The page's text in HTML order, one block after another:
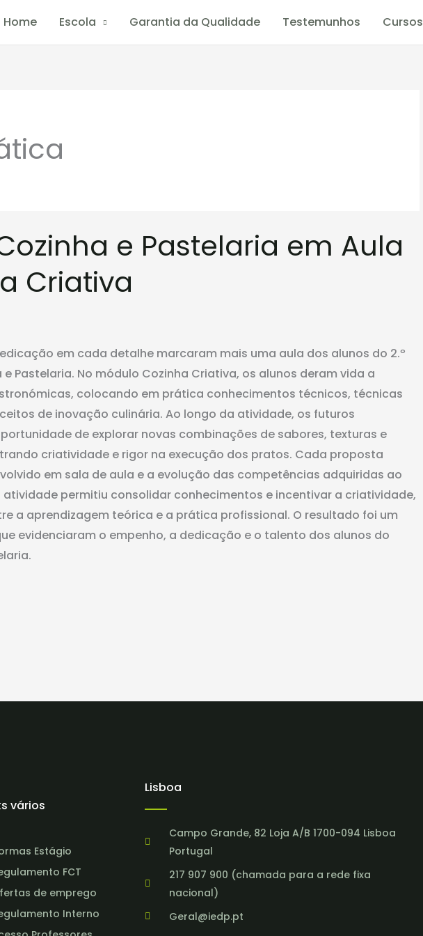
Home Escola Garantia da Qualidade Testemunhos Cursos
e Pastelaria em Aula
Criativa
em cada detalhe marcaram mais uma aula dos alunos do 2.º
Pastelaria. No módulo Cozinha Criativa, os alunos deram vida a
colocando em prática conhecimentos técnicos, técnicas
de inovação culinária. Ao longo da atividade, os futuros
de explorar novas combinações de sabores, texturas e
criatividade e rigor na execução dos pratos. Cada proposta
em sala de aula e a evolução das competências adquiridas ao
permitiu consolidar conhecimentos e incentivar a criatividade,
a aprendizagem teórica e a prática profissional. O resultado foi um
evidenciaram o empenho, a dedicação e o talento dos alunos do
vários
Estágio
FCT
de emprego
Interno
Lisboa
Campo Grande, 82 Loja A/B 1700-094 Lisboa
Portugal
217 907 900 (chamada para a rede fixa
nacional)
Geral@iedp.pt